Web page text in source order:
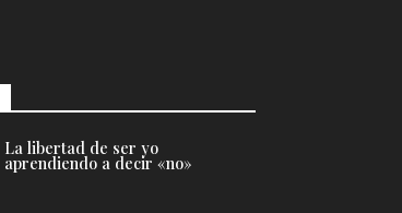
La libertad de ser yo
aprendiendo a decir «no»